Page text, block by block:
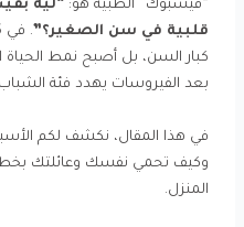
“فيسبوك” الطبية هو:“ليه
قلبية في سن الصغير؟”
كبار السن، بل أصبح نمط الحياة
بعد الفيروسات يهدد فئة
في هذا المقال، نكشف لكم
وكيف تحمي نفسك وعائلتك
المنزل.